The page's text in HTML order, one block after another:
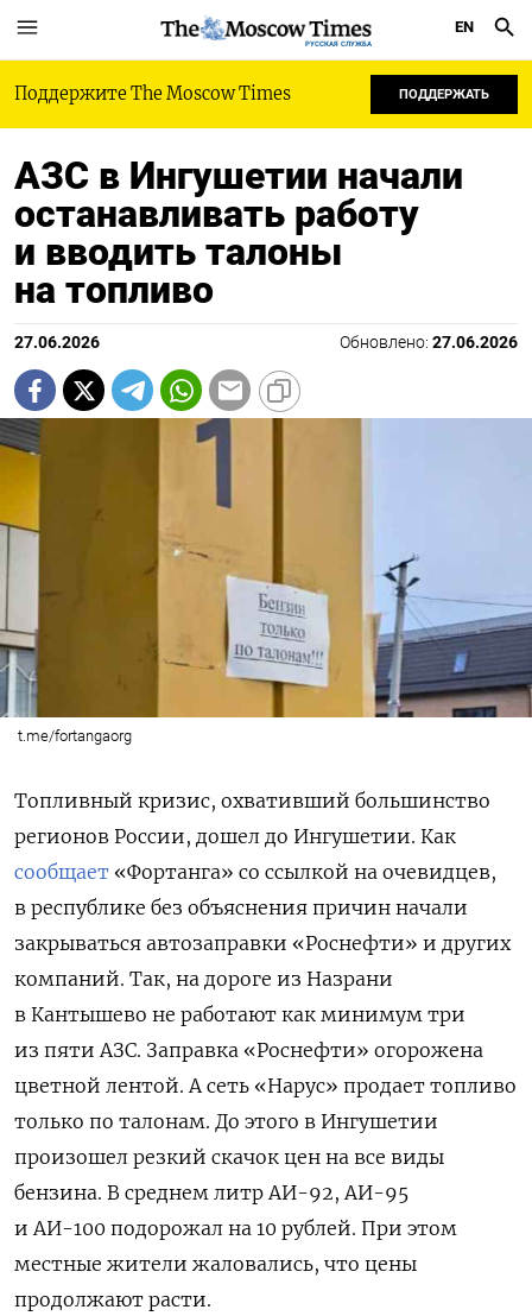
РУССКАЯ СЛУЖБА
EN
Поддержите The Moscow Times ПОДДЕРЖАТЬ
АЗС в Ингушетии начали
останавливать работу
и вводить талоны
на топливо
27.06.2026 Обновлено: 27.06.2026
t.me/fortangaorg
Топливный кризис, охвативший большинство
регионов России, дошел до Ингушетии. Как
сообщает «Фортанга» со ссылкой на очевидцев,
в республике без объяснения причин начали
закрываться автозаправки «Роснефти» и других
компаний. Так, на дороге из Назрани
в Кантышево не работают как минимум три
из пяти АЗС. Заправка «Роснефти» огорожена
цветной лентой. А сеть «Нарус» продает топливо
только по талонам. До этого в Ингушетии
произошел резкий скачок цен на все виды
бензина. В среднем литр АИ-92, АИ-95
и АИ-100 подорожал на 10 рублей. При этом
местные жители жаловались, что цены
продолжают расти.